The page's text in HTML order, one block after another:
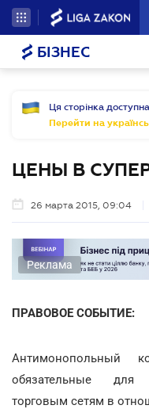
БІЗНЕС
Ця сторінка
Перейти на
ЦЕНЫ В
26 марта 2015, 09:04
Реклама
ПРАВОВОЕ СОБЫТИЕ:
Антимонопольный
обязательные для
торговым сетям в